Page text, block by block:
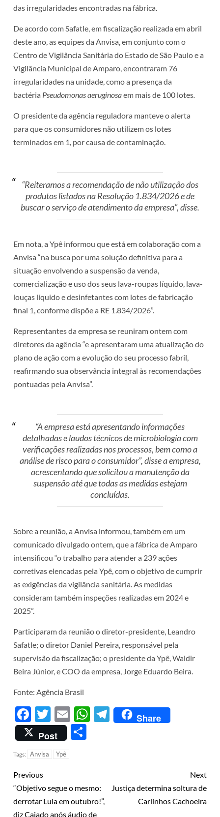
das irregularidades encontradas na fábrica.
De acordo com Safatle, em fiscalização realizada em abril
deste ano, as equipes da Anvisa, em conjunto com o
Centro de Vigilância Sanitária do Estado de São Paulo e a
Vigilância Municipal de Amparo, encontraram 76
irregularidades na unidade, como a presença da
bactéria Pseudomonas aeruginosaem mais de 100 lotes.
O presidente da agência reguladora manteve o alerta
para que os consumidores não utilizem os lotes
terminados em 1, por causa de contaminação.
“Reiteramos a recomendação de não utilização dos
produtos listados na Resolução 1.834/2026 e de
buscar o serviço de atendimento da empresa”, disse.
Em nota, a Ypê informou que está em colaboração com a
Anvisa “na busca por uma solução definitiva para a
situação envolvendo a suspensão da venda,
comercialização e uso dos seus lava-roupas líquido, lava-
louças líquido e desinfetantes com lotes de fabricação
final 1, conforme dispõe a RE 1.834/2026”.
Representantes da empresa se reuniram ontem com
diretores da agência “e apresentaram uma atualização do
plano de ação com a evolução do seu processo fabril,
reafirmando sua observância integral às recomendações
pontuadas pela Anvisa”.
“A empresa está apresentando informações
detalhadas e laudos técnicos de microbiologia com
verificações realizadas nos processos, bem como a
análise de risco para o consumidor”, disse a empresa,
acrescentando que solicitou a manutenção da
suspensão até que todas as medidas estejam
concluídas.
Sobre a reunião, a Anvisa informou, também em um
comunicado divulgado ontem, que a fábrica de Amparo
intensificou “o trabalho para atender a 239 ações
corretivas elencadas pela Ypê, com o objetivo de cumprir
as exigências da vigilância sanitária. As medidas
consideram também inspeções realizadas em 2024 e
2025”.
Participaram da reunião o diretor-presidente, Leandro
Safatle; o diretor Daniel Pereira, responsável pela
supervisão da fiscalização; o presidente da Ypê, Waldir
Beira Júnior, e COO da empresa, Jorge Eduardo Beira.
Fonte: Agência Brasil
Facebook
Twitter
EmailWhatsApp
Telegram
Share
Post
Tags: Anvisa Ypê
Previous
“Objetivo segue o mesmo:
derrotar Lula em outubro!”,
diz Caiado após áudio de
Next
Justiça determina soltura de
Carlinhos Cachoeira